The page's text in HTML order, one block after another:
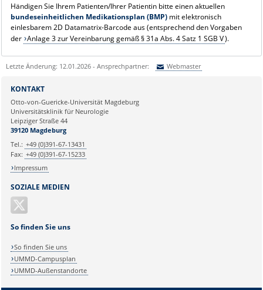
Händigen Sie Ihrem Patienten/Ihrer Patientin bitte einen aktuellen
bundeseinheitlichen Medikationsplan (BMP)mit elektronisch
einlesbarem 2D Datamatrix-Barcode aus (entsprechend den Vorgaben
der Anlage 3 zur Vereinbarung gemäß § 31a Abs. 4 Satz 1 SGB V).
Letzte Änderung: 12.01.2026 - Ansprechpartner: Webmaster
Ihre E-Mailadresse:
Ihr Anliegen:
SOZIALE MEDIEN
KONTAKT
Otto-von-Guericke-Universität Magdeburg
Universitätsklinik für Neurologie
Leipziger Straße 44
39120 Magdeburg
Tel.: +49 (0)391-67-13431
Fax: +49 (0)391-67-15233
Impressum
So finden Sie uns
So finden Sie uns
UMMD-Campusplan
UMMD-Außenstandorte